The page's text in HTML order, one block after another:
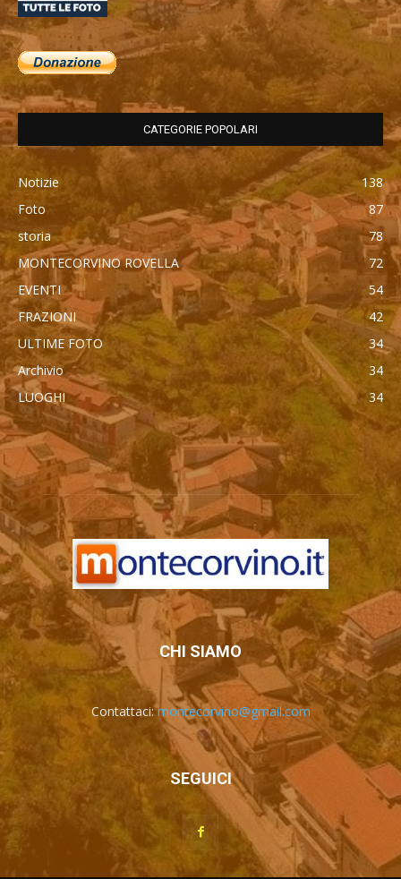
CATEGORIE POPOLARI
Notizie
138
Foto
87
storia
78
MONTECORVINO ROVELLA
72
EVENTI
54
FRAZIONI
42
ULTIME FOTO
34
Archivio
34
LUOGHI
34
автоновости
Mercedes Maybach GLS 600
Cadillac Escalade IQ 2026
Toyota Corolla Cross
Android Auto
CHI SIAMO
Contattaci:montecorvino@gmail.com
SEGUICI